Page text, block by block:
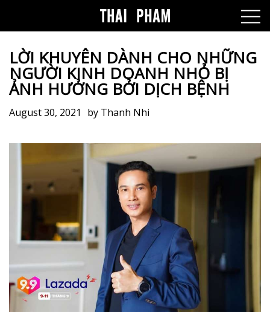
LỜI KHUYÊN DÀNH CHO NHỮNG
NGƯỜI KINH DOANH NHỎ BỊ
ẢNH HƯỞNG BỞI DỊCH BỆNH
August 30, 2021 by Thanh Nhi